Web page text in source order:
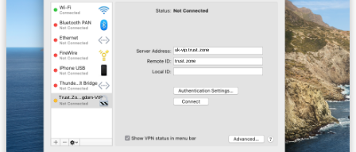
Trust.Zo...gdom-VIP
uk-vip.trust.zone
trust.zone